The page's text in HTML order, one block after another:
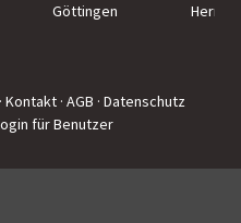
Göttingen Herne
· Kontakt · AGB · Datenschutz
für Benutzer